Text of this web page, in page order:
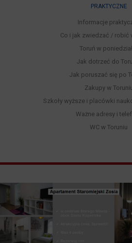
PRAKTYCZNE
Informacje
Co i jak zwiedzać / robić
Toruń w
Jak dotrzeć do
Jak poruszać się po
Zakupy w
Szkoły wyższe i placówki
Ważne adresy i
WC w Toruniu